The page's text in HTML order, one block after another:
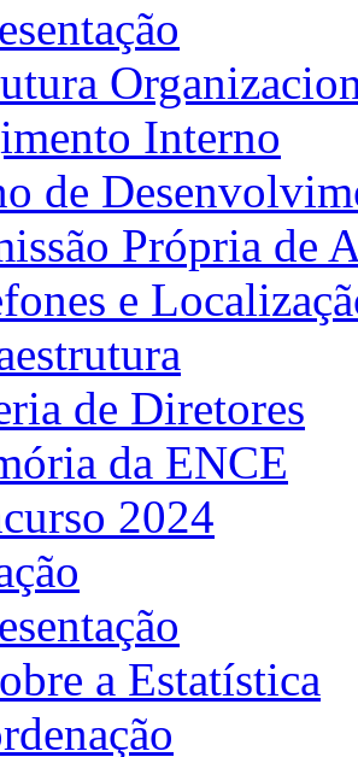
Interno
de
Própria de
e
de Diretores
da ENCE
2024
a Estatística